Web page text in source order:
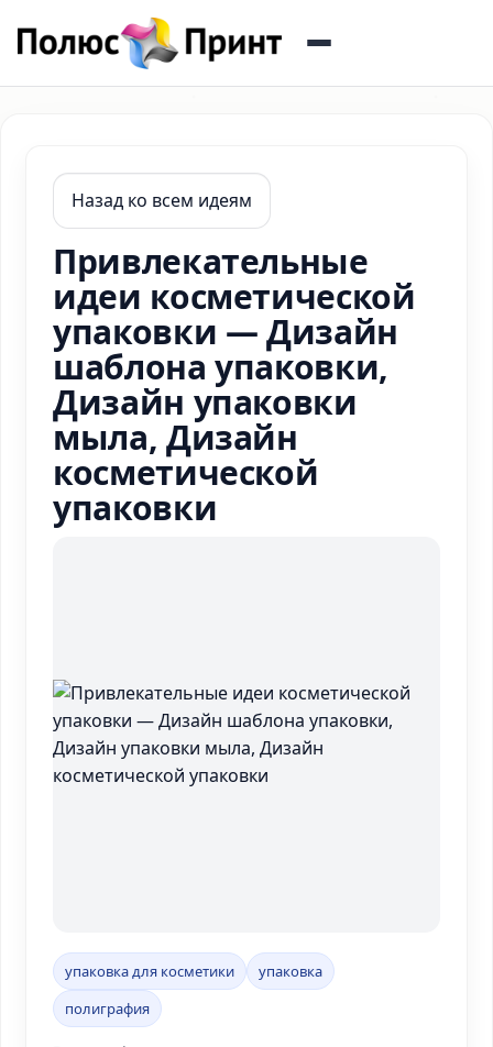
Назад ко всем идеям
Привлекательные
идеи косметической
упаковки — Дизайн
шаблона упаковки,
Дизайн упаковки
мыла, Дизайн
косметической
упаковки
упаковка для косметики
упаковка
полиграфия